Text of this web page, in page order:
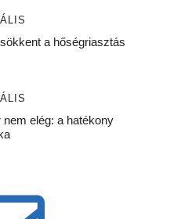
a hőségriasztás
elég: a hatékony